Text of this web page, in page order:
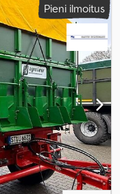
Pieni ilmoitus